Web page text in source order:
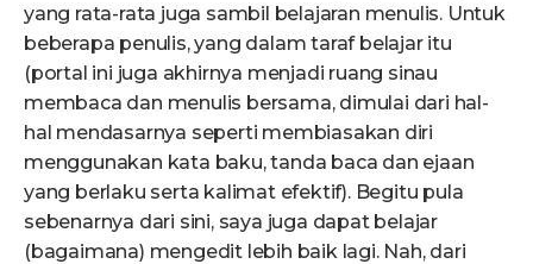
yang rata-rata juga sambil belajaran menulis. Untuk
beberapa penulis, yang dalam taraf belajar itu
(portal ini juga akhirnya menjadi ruang sinau
membaca dan menulis bersama, dimulai dari hal-
hal mendasarnya seperti membiasakan diri
menggunakan kata baku, tanda baca dan ejaan
yang berlaku serta kalimat efektif). Begitu pula
sebenarnya dari sini, saya juga dapat belajar
(bagaimana) mengedit lebih baik lagi. Nah, dari